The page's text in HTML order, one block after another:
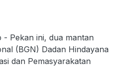
Pekan ini, dua mantan
(BGN) Dadan Hindayana
dan Pemasyarakatan